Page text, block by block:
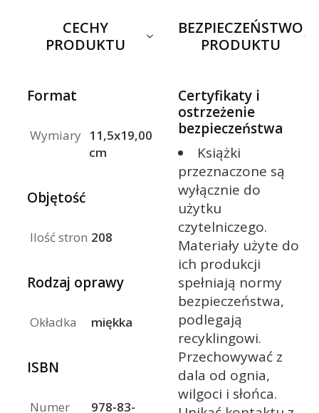
CECHY
PRODUKTU
Format
Wymiary 11,5x19,00
cm
Objętość
Ilość stron 208
Rodzaj oprawy
Okładka miękka
ISBN
Numer 978-83-
BEZPIECZEŃSTWO
PRODUKTU
Certyfikaty i
ostrzeżenie
bezpieczeństwa
Książki
przeznaczone są
wyłącznie do
użytku
czytelniczego.
Materiały użyte do
ich produkcji
spełniają normy
bezpieczeństwa,
podlegają
recyklingowi.
Przechowywać z
dala od ognia,
wilgoci i słońca.